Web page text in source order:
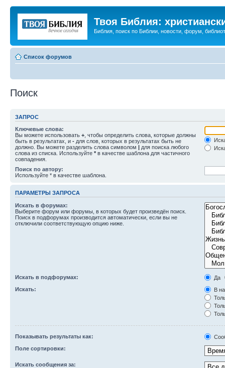
Твоя Библия:
Библия, поиск по Библии, новости, форум,
Список форумов
Поиск
ЗАПРОС
Ключевые слова:
Вы можете использовать + , чтобы определить слова, которые должны
быть в результатах, и - для слов, которых в результатах быть не
должно. Вы можете разделить слова символом | для поиска любого
слова из списка. Используйте * в качестве шаблона для частичного
совпадения.
Поиск по автору:
Используйте * в качестве шаблона.
ПАРАМЕТРЫ ЗАПРОСА
Искать в форумах:
Выберите форум или форумы, в которых будет произведён поиск.
Поиск в подфорумах производится автоматически, если вы не
отключили соответствующую опцию ниже.
Искать в подфорумах:
Да
Искать:
В
Показывать результаты как:
Поле сортировки:
Искать сообщения за: